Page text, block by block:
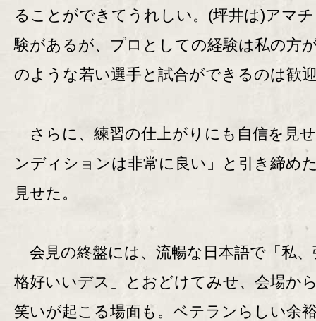
ることができてうれしい。(坪井は)アマ
験があるが、プロとしての経験は私の方
のような若い選手と試合ができるのは歓
さらに、練習の仕上がりにも自信を見
ンディションは非常に良い」と引き締め
見せた。
会見の終盤には、流暢な日本語で「私、
格好いいデス」とおどけてみせ、会場か
笑いが起こる場面も。ベテランらしい余